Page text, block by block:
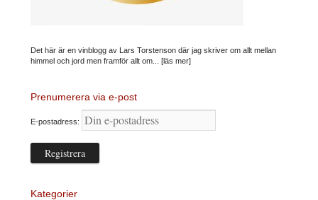
Det här är en vinblogg av Lars Torstenson där jag skriver om allt mellan
himmel och jord men framför allt om... [läs mer]
Prenumerera via e-post
E-postadress:
Kategorier